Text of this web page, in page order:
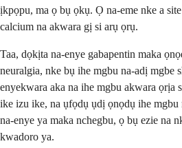
ịkpọpu, ma ọ bụ ọkụ. Ọ na-eme nke a
calcium na akwara gị si arụ ọrụ.
Taa, dọkịta na-enye gabapentin maka
neuralgia, nke bụ ihe mgbu na-adị mgbe
enyekwara aka na ihe mgbu akwara ọrịa
ike izu ike, na ụfọdụ ụdị ọnọdụ ihe
na-enye ya maka nchegbu, ọ bụ ezie na
kwadoro ya.